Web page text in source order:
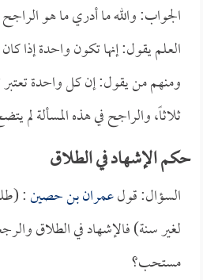
الجواب: والله ما أدري ما هو
العلم يقول: إنها تكون واحدة إذا كان
ومنهم من يقول: إن كل واحدة
ثلاثاً، والراجح في هذه المسألة لم
حكم الإشهاد في الطلاق
السؤال: قولعمران بن حصين:
لغير سنة) فالإشهاد في الطلاق
مستحب؟